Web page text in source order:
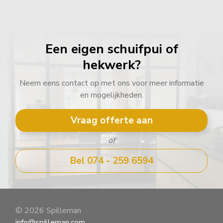
Een eigen schuifpui of
hekwerk?
Neem eens contact op met ons voor meer informatie
en mogelijkheden.
Vraag offerte aan
of
Bel 074 - 259 6594
© 2026 Spilleman